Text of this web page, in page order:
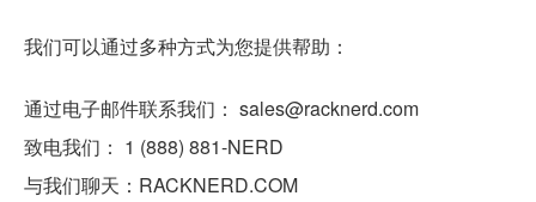
我们可以通过多种方式为您提供帮助：
通过电子邮件联系我们： sales@racknerd.com
致电我们： 1 (888) 881-NERD
与我们聊天：RACKNERD.COM